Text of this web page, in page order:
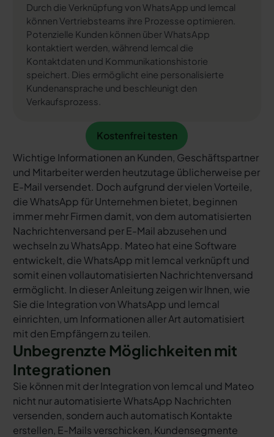
Durch die Verknüpfung von WhatsApp und lemcal
können Vertriebsteams ihre Prozesse optimieren.
Potenzielle Kunden können über WhatsApp
kontaktiert werden, während lemcal die
Kontaktdaten und Kommunikationshistorie
speichert. Dies ermöglicht eine personalisierte
Kundenansprache und beschleunigt den
Verkaufsprozess.
Kostenfrei testen
Kostenfrei testen
Wichtige Informationen an Kunden, Geschäftspartner
und Mitarbeiter werden heutzutage üblicherweise per
E-Mail versendet. Doch aufgrund der vielen Vorteile,
die WhatsApp für Unternehmen bietet, beginnen
immer mehr Firmen damit, von dem automatisierten
Nachrichtenversand per E-Mail abzusehen und
wechseln zu WhatsApp. Mateo hat eine Software
entwickelt, die WhatsApp mit lemcal verknüpft und
somit einen vollautomatisierten Nachrichtenversand
ermöglicht. In dieser Anleitung zeigen wir Ihnen, wie
Sie die Integration von WhatsApp und lemcal
einrichten, um Informationen aller Art automatisiert
mit den Empfängern zu teilen.
Unbegrenzte Möglichkeiten mit
Integrationen
Sie können mit der Integration von lemcal und Mateo
nicht nur automatisierte WhatsApp Nachrichten
versenden, sondern auch automatisch Kontakte
erstellen, E-Mails verschicken, Kundensegmente